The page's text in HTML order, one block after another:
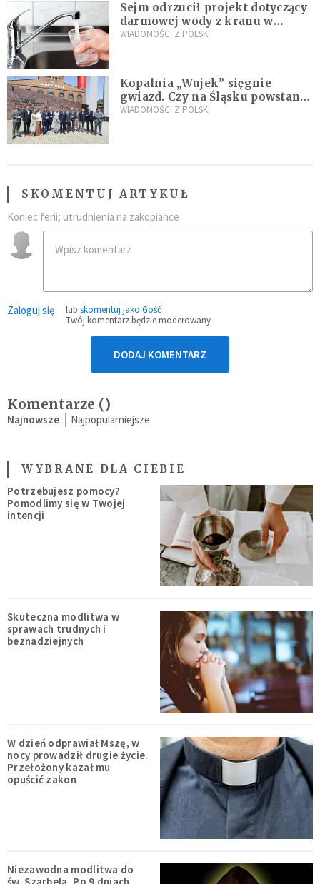
Sejm odrzucił projekt dotyczący
darmowej wody z kranu w
restauracjach
WIADOMOŚCI Z POLSKI
Kopalnia „Wujek” sięgnie
gwiazd. Czy na Śląsku powstanie
„Dolina Krzemowa”?
WIADOMOŚCI Z POLSKI
SKOMENTUJ ARTYKUŁ
Koniec ferii; utrudnienia na zakopiance
Zaloguj się lub skomentuj jako Gość
Twój komentarz będzie moderowany
DODAJ KOMENTARZ
Komentarze ()
Najnowsze Najpopularniejsze
WYBRANE DLA CIEBIE
Potrzebujesz pomocy?
Pomodlimy się w Twojej
intencji
Skuteczna modlitwa w
sprawach trudnych i
beznadziejnych
W dzień odprawiał Mszę, w
nocy prowadził drugie życie.
Przełożony kazał mu
opuścić zakon
Niezawodna modlitwa do
św. Szarbela. Po 9 dniach